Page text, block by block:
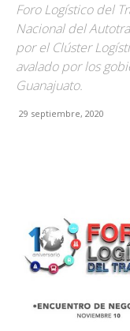
Foro Logístico del
Nacional del
por el Clúster
avalado por los
Guanajuato.
29 septiembre, 2020